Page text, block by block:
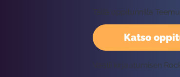
Katso
Tällä oppitunnilla
Vaatii kirjautumisen